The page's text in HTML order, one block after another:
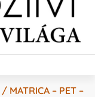
/ MATRICA – PET –